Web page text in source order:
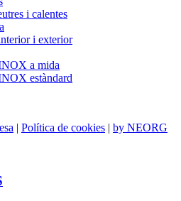
i calentes
i exterior
a mida
estàndard
| Política de cookies | by NEORG